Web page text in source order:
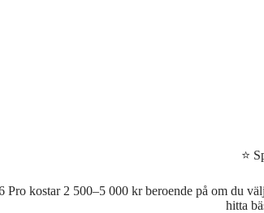
⭐
Pro kostar 2 500–5 000 kr beroende på om du
hitta